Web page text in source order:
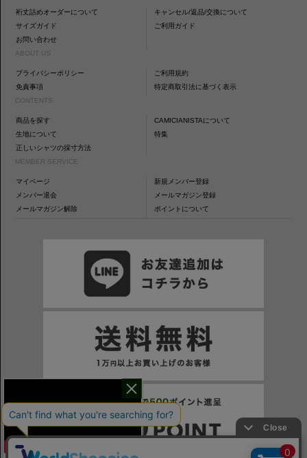
裄丈詰めオーダーについて
キャンセル/返品/交換について
サイズガイド
ご利用ガイド
お問い合わせ
ABOUT US
プライバシーポリシー
ご利用規約
免責事項
特定商取引法に基づく表示
CONTENTS
商品を探す
CAMICIANISTAについて
生地について
特集
正しいシャツの採寸方法
MEMBER SERVICE
マイページ
新規メンバー登録
メンバー退会
メールマガジン登録
メールマガジン解除
ポイントについて